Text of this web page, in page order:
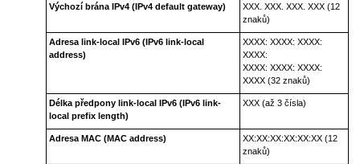
Výchozí brána IPv4 (IPv4 default gateway)
XXX. XXX. XXX. XXX (12
znaků)
Adresa link-local IPv6 (IPv6 link-local
address)
XXXX: XXXX: XXXX:
XXXX:
XXXX: XXXX: XXXX:
XXXX (32 znaků)
Délka předpony link-local IPv6 (IPv6 link-
local prefix length)
XXX (až 3 čísla)
Adresa MAC (MAC address)
XX:XX:XX:XX:XX:XX (12
znaků)